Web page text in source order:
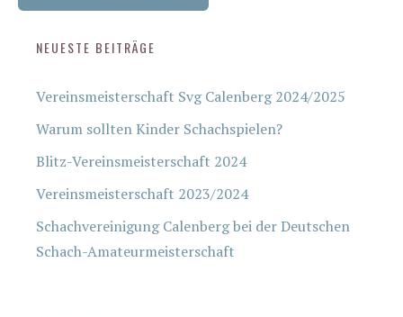
NEUESTE BEITRÄGE
Vereinsmeisterschaft Svg Calenberg 2024/2025
Warum sollten Kinder Schachspielen?
Blitz-Vereinsmeisterschaft 2024
Vereinsmeisterschaft 2023/2024
Schachvereinigung Calenberg bei der Deutschen
Schach-Amateurmeisterschaft